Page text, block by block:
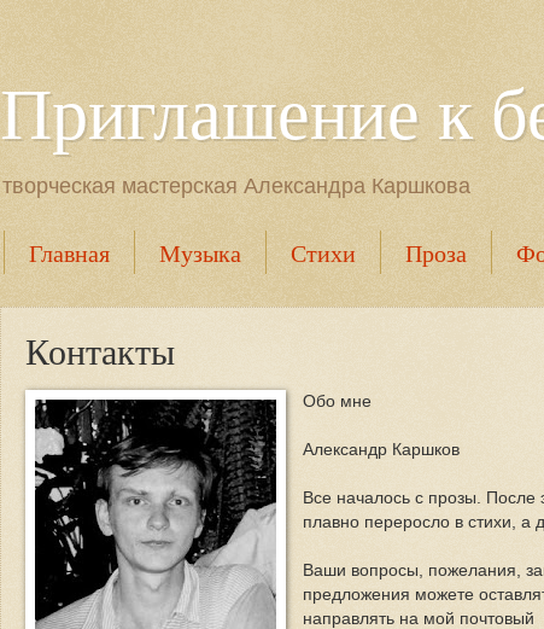
Приглашение к
творческая мастерская Александра Каршкова
Главная Музыка Стихи Проза
Контакты
Обо мне
Александр Каршков
Все началось с прозы. После
плавно переросло в стихи, а
Ваши вопросы, пожелания,
предложения можете
направлять на мой почтовый